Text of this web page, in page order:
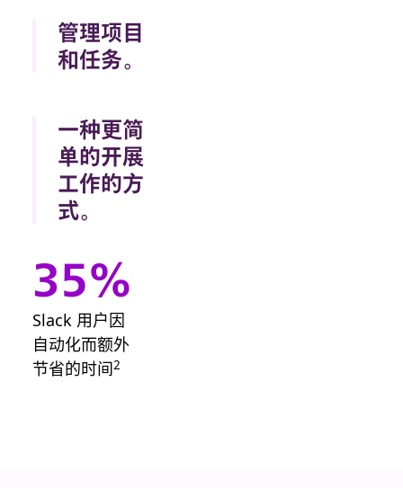
码，Slack 让
任何人都能轻
程。
管理项目
和任务。
所有这些操作
都可以直接在
对话中完成。
一种更简
单的开展
工作的方
式。
瓶颈了？要开
始写简报？都
有对应的模
板。
35%
Slack 用户因
自动化而额外
节省的时间2